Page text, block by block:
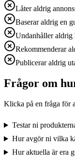
Låter aldrig
Baserar aldrig en
Undanhåller aldrig
Rekommenderar
Publicerar aldrig
Frågor om
Klicka på en fråga för
Testar ni
Hur avgör ni vilka
Hur aktuella är era